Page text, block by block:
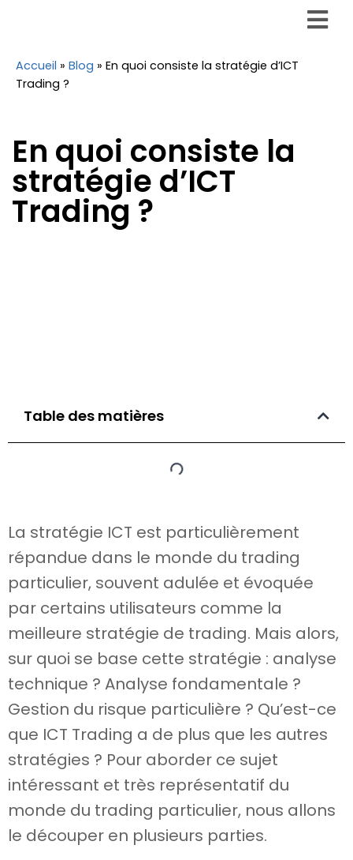
Accueil » Blog » En quoi consiste la stratégie d’ICT
Trading ?
En quoi consiste la
stratégie d’ICT
Trading ?
Table des matières
La stratégie ICT est particulièrement
répandue dans le monde du trading
particulier, souvent adulée et évoquée
par certains utilisateurs comme la
meilleure stratégie de trading. Mais alors,
sur quoi se base cette stratégie : analyse
technique ? Analyse fondamentale ?
Gestion du risque particulière ? Qu’est-ce
que ICT Trading a de plus que les autres
stratégies ? Pour aborder ce sujet
intéressant et très représentatif du
monde du trading particulier, nous allons
le découper en plusieurs parties.